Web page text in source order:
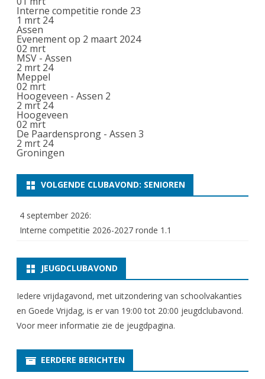
Interne competitie ronde 23
1 mrt 24
Assen
Evenement op 2 maart 2024
02 mrt
MSV - Assen
2 mrt 24
Meppel
02 mrt
Hoogeveen - Assen 2
2 mrt 24
Hoogeveen
02 mrt
De Paardensprong - Assen 3
2 mrt 24
Groningen
VOLGENDE CLUBAVOND: SENIOREN
4 september 2026:
Interne competitie 2026-2027 ronde 1.1
JEUGDCLUBAVOND
Iedere vrijdagavond, met uitzondering van schoolvakanties
en Goede Vrijdag, is er van 19:00 tot 20:00 jeugdclubavond.
Voor meer informatie zie de jeugdpagina.
EERDERE BERICHTEN